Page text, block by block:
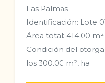
Las Palmas
Identificación: Lote
Área total: 414.00 m²
Condición del
los 300.00 m², ha